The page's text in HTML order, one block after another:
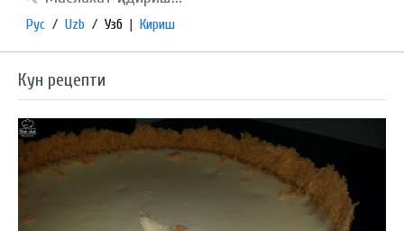
Рус / Uzb / Узб | Кириш
Кун рецепти